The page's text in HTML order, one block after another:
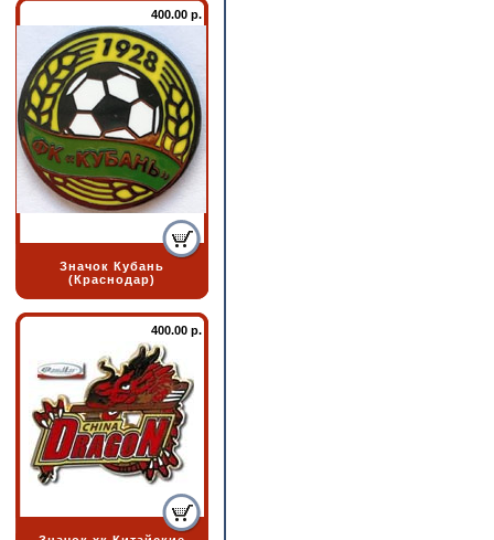
400.00 р.
Значок Кубань
(Краснодар)
400.00 р.